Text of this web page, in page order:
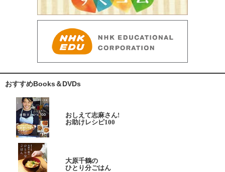
おすすめBooks＆DVDs
おしえて志麻さん!
お助けレシピ100
大原千鶴の
ひとり分ごはん